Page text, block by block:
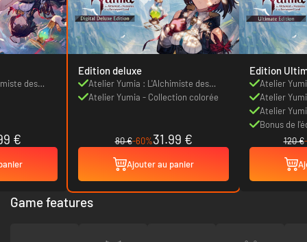
des
€
Edition deluxe
Atelier Yumia : L'Alchimiste des
Souvenirs et la Terre Rêvée
Atelier Yumia - Collection colorée
80 €-60%31.99 €
Ajouter au panier
Edition
Atelier
Souvenirs
Atelier
Atelier
Bonus de
«
120 €
Game features